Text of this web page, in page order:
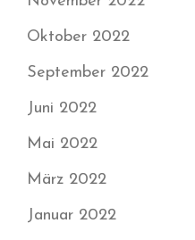
Oktober 2022
September 2022
Juni 2022
Mai 2022
März 2022
Januar 2022